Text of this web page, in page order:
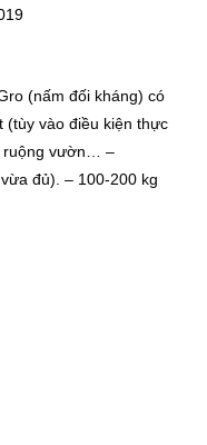
(nấm đối kháng) có
vào điều kiện thực
ruộng vườn… –
đủ). – 100-200 kg